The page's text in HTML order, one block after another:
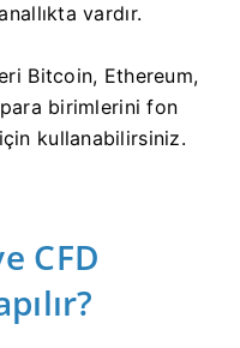
vardır.
Bitcoin, Ethereum,
birimlerini fon
kullanabilirsiniz.
CFD